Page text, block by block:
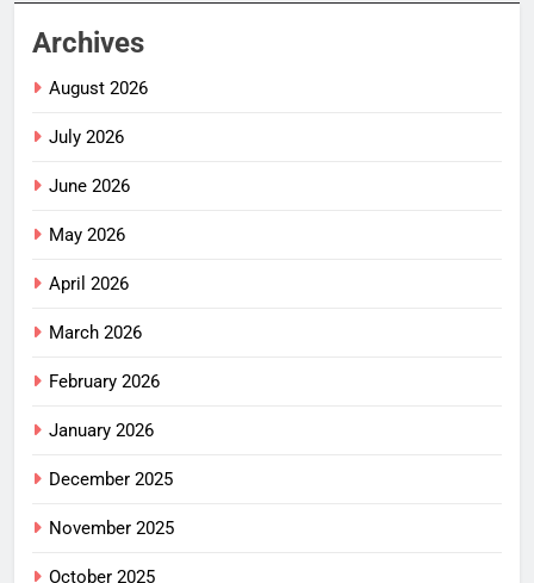
Archives
August 2026
July 2026
June 2026
May 2026
April 2026
March 2026
February 2026
January 2026
December 2025
November 2025
October 2025